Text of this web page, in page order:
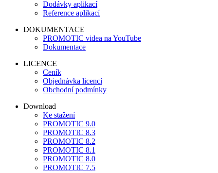
Dodávky aplikací
Reference aplikací
DOKUMENTACE
PROMOTIC videa na YouTube
Dokumentace
LICENCE
Ceník
Objednávka licencí
Obchodní podmínky
Download
Ke stažení
PROMOTIC 9.0
PROMOTIC 8.3
PROMOTIC 8.2
PROMOTIC 8.1
PROMOTIC 8.0
PROMOTIC 7.5